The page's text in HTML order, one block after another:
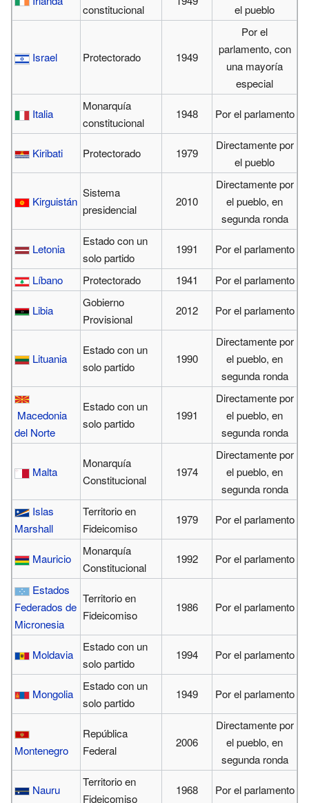
constitucional
el pueblo
Israel Protectorado 1949
Por el
parlamento, con
una mayoría
especial
Italia
Monarquía
constitucional
1948 Por el parlamento
Kiribati Protectorado 1979
Directamente por
el pueblo
Kirguistán
Sistema
presidencial
2010
Directamente por
el pueblo, en
segunda ronda
Letonia
Estado con un
solo partido
1991 Por el parlamento
Líbano Protectorado 1941 Por el parlamento
Libia
Gobierno
Provisional
2012 Por el parlamento
Lituania
Estado con un
solo partido
1990
Directamente por
el pueblo, en
segunda ronda
Macedonia
del Norte
Estado con un
solo partido
1991
Directamente por
el pueblo, en
segunda ronda
Malta
Monarquía
Constitucional
1974
Directamente por
el pueblo, en
segunda ronda
Islas
Marshall
Territorio en
Fideicomiso
1979 Por el parlamento
Mauricio
Monarquía
Constitucional
1992 Por el parlamento
Estados
Federados de
Micronesia
Territorio en
Fideicomiso
1986 Por el parlamento
Moldavia
Estado con un
solo partido
1994 Por el parlamento
Mongolia
Estado con un
solo partido
1949 Por el parlamento
Montenegro
República
Federal
2006
Directamente por
el pueblo, en
segunda ronda
Nauru
Territorio en
Fideicomiso
1968 Por el parlamento